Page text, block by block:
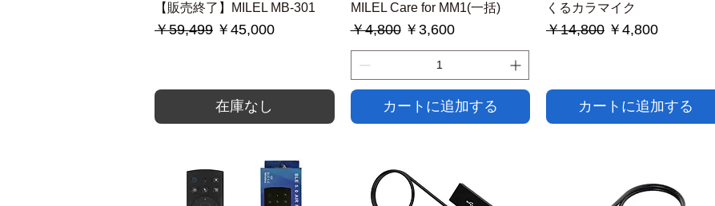
【販売終了】MILEL MB-301
通常価格
￥59,499 セール価格
￥45,000
在庫なし
MILEL Care for MM1(一括)
通常価格
￥4,800 セール価格
￥3,600
カートに追加する
くるカラマイク
通常価格
￥14,800 セール価格
￥4,800
カートに追加する